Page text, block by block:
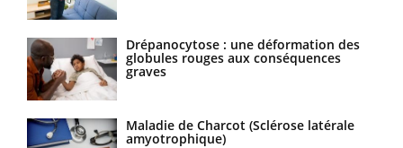
Drépanocytose : une déformation des
globules rouges aux conséquences
graves
Maladie de Charcot (Sclérose latérale
amyotrophique)